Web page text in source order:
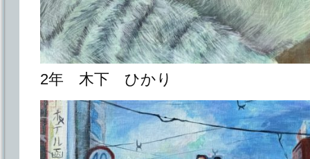
2年 木下 ひかり